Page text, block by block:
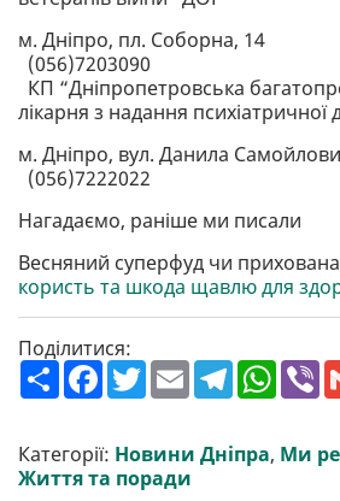
м. Дніпро, пл. Соборна, 14
(056)7203090
КП “Дніпропетровська
лікарня з надання
м. Дніпро, вул. Данила
(056)7222022
Нагадаємо, раніше ми писали
Весняний суперфуд чи
користь та шкода щавлю для
Поділитися:
П
о
р
и
т
F
a
b
o
o
T
w
t
e
r
E
m
l
T
e
g
r
W
h
s
A
V
r
Категорії: Новини Дніпра, Ми
Життя та поради